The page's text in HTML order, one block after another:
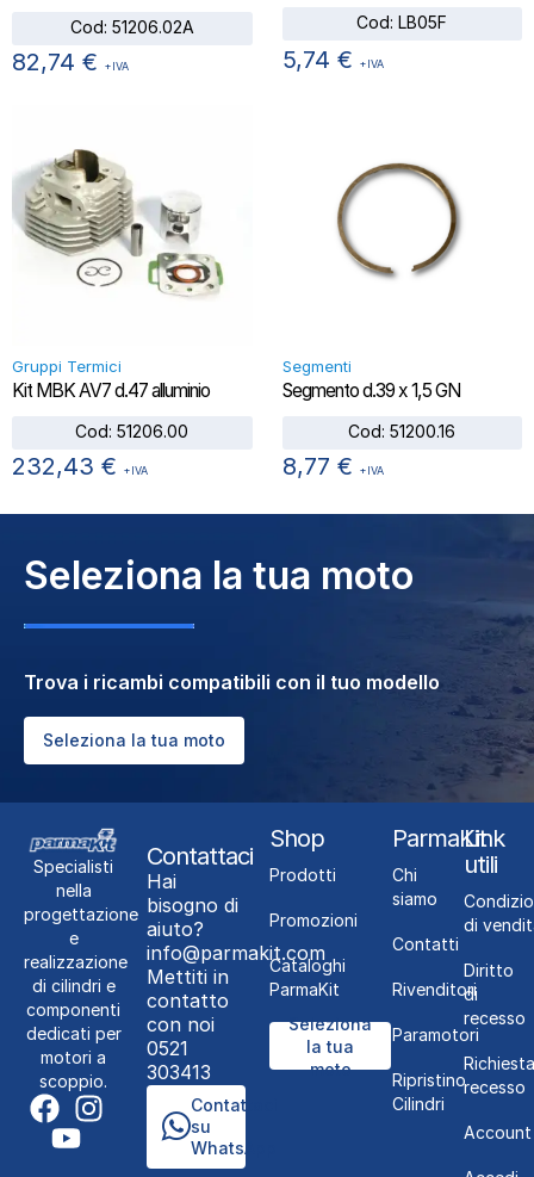
Cod: 51206.02A
82,74 € +IVA
Cod: LB05F
5,74 € +IVA
Gruppi Termici
Kit MBK AV7 d.47 alluminio
Cod: 51206.00
232,43 € +IVA
Segmenti
Segmento d.39 x 1,5 GN
Cod: 51200.16
8,77 € +IVA
Seleziona la tua moto
Trova i ricambi compatibili con il tuo modello
Seleziona la tua moto
Specialisti
nella
progettazione
e
realizzazione
di cilindri e
componenti
dedicati per
motori a
scoppio.
Contattaci
Hai
bisogno di
aiuto?
info@parmakit.com
Mettiti in
contatto
con noi
0521
303413
Contattaci
su
WhatsApp
Shop
Prodotti
Promozioni
Cataloghi
ParmaKit
Seleziona
la tua
moto
ParmaKit
Chi
siamo
Contatti
Rivenditori
Paramotori
Ripristino
Cilindri
Link
utili
di
Diritto
di
recesso
Richiesta
recesso
Account